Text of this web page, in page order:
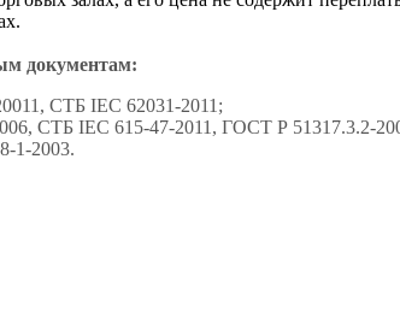
документам:
СТБ IEC 62031-2011;
СТБ IEC 615-47-2011, ГОСТ Р 51317.3.2-
1-2003.